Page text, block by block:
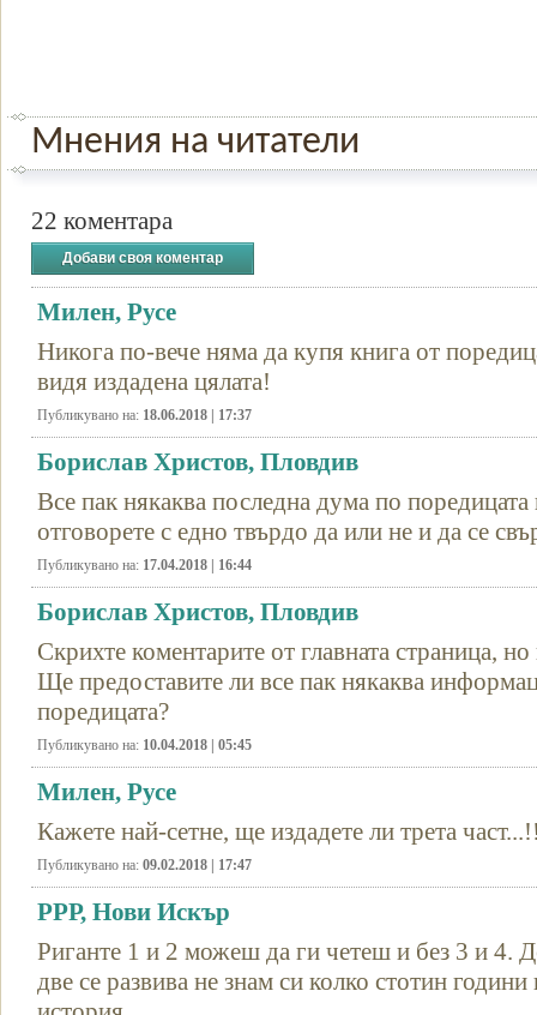
Мнения на читатели
22 коментара
Добави своя коментар
Милен, Русе
Никога по-вече няма да купя книга от
видя издадена цялата!
Публикувано на: 18.06.2018 | 17:37
Борислав Христов, Пловдив
Все пак някаква последна дума по
отговорете с едно твърдо да или не и да се
Публикувано на: 17.04.2018 | 16:44
Борислав Христов, Пловдив
Скрихте коментарите от главната страница,
Ще предоставите ли все пак някаква
поредицата?
Публикувано на: 10.04.2018 | 05:45
Милен, Русе
Кажете най-сетне, ще издадете ли трета
Публикувано на: 09.02.2018 | 17:47
РРР, Нови Искър
Риганте 1 и 2 можеш да ги четеш и без 3 и 4.
две се развива не знам си колко стотин